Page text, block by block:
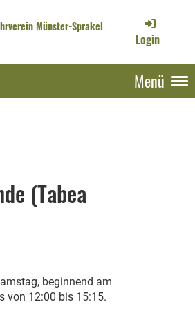
Münster-Sprakel
Login
Menü
(Tabea
beginnend am
von 12:00 bis 15:15.